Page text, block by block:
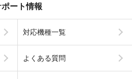
ポート情報
対応機種一覧
よくある質問